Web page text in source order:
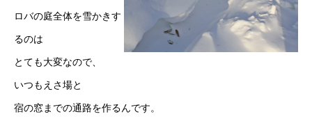
ロバの庭全体を雪かきす
るのは
とても大変なので、
いつもえさ場と
宿の窓までの通路を作るんです。